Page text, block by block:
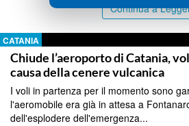
Continua a
CATANIA
Chiude l’aeroporto di Catania,
causa della cenere vulcanica
I voli in partenza per il momento sono
l'aeromobile era già in attesa a
dell'esplodere dell'emergenza...